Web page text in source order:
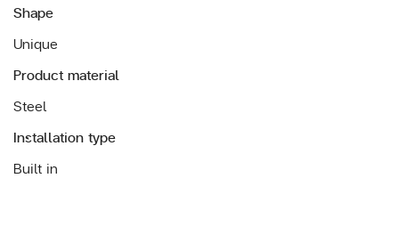
Shape
Unique
Product material
Steel
Installation type
Built in